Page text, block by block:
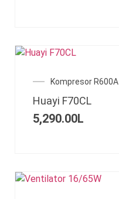
Kompresor R600A
Huayi F70CL
5,290.00L